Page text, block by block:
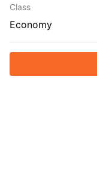
Class
Economy